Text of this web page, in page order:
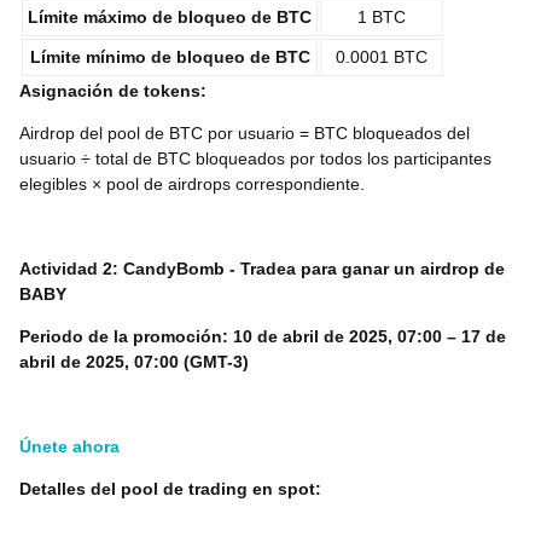
Límite máximo de bloqueo de BTC 1 BTC
Límite mínimo de bloqueo de BTC
0.0001 BTC
Asignación de tokens:
Airdrop del pool de BTC por usuario = BTC bloqueados del
usuario ÷ total de BTC bloqueados por todos los participantes
elegibles × pool de airdrops correspondiente.
Actividad 2: CandyBomb - Tradea para ganar un airdrop de
BABY
Periodo de la promoción: 10 de abril de 2025, 07:00 – 17 de
abril de 2025, 07:00 (GMT-3)
Únete ahora
Detalles del pool de trading en spot: